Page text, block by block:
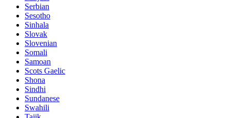
Serbian
Sesotho
Sinhala
Slovak
Slovenian
Somali
Samoan
Scots Gaelic
Shona
Sindhi
Sundanese
Swahili